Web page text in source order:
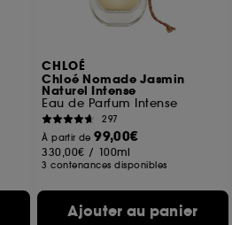
CHLOÉ
Chloé Nomade Jasmin
Naturel Intense
Eau de Parfum Intense
297
À partir de99,00€
330,00€ / 100ml
3 contenances disponibles
Ajouter au panier